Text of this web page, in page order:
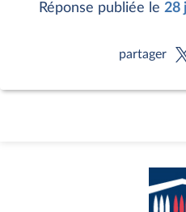
Réponse publiée le 28
partager